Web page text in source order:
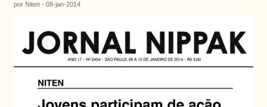
por Niten - 08-jan-2014